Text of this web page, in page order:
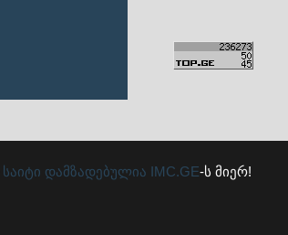
საიტი დამზადებულია IMC.GE-ს მიერ!